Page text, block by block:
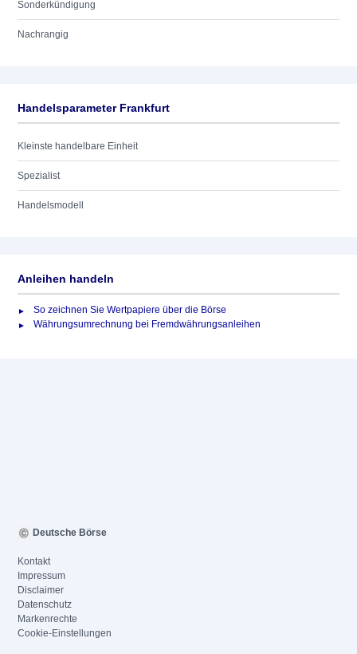
Sonderkündigung
Nachrangig
Handelsparameter Frankfurt
Kleinste handelbare Einheit
Spezialist
Handelsmodell
Anleihen handeln
So zeichnen Sie Wertpapiere über die Börse
Währungsumrechnung bei Fremdwährungsanleihen
Deutsche Börse
Kontakt
Impressum
Disclaimer
Datenschutz
Markenrechte
Cookie-Einstellungen